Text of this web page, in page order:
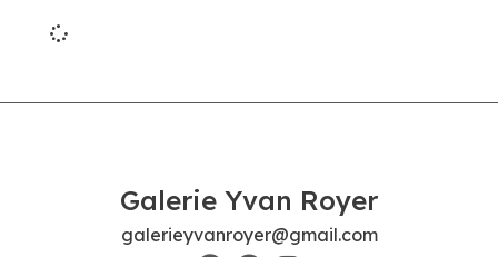
Galerie Yvan Royer
galerieyvanroyer@gmail.com